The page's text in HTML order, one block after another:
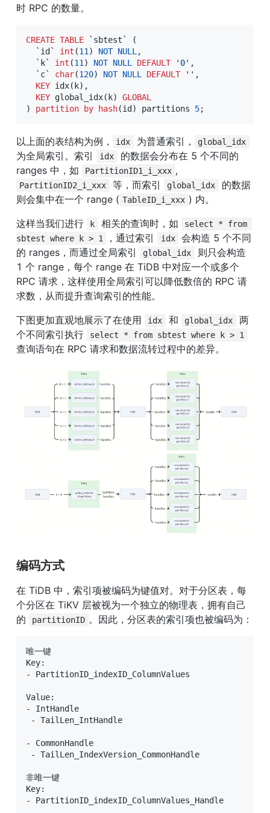
时 RPC 的数量。
CREATE TABLE ` sbtest `
(
` id ` int (11 ) NOT NULL ,
` k` int (11 ) NOT NULL DEFAULT '0' ,
` c` char(120) NOT NULL DEFAULT '' ,
KEY idx( k) ,
KEY global_idx( k)
GLOBAL
)
partition by hash(id ) partitions 5;
以上面的表结构为例， idx 为普通索引， global_idx
为全局索引。索引 idx
的数据会分布在 5 个不同的
ranges 中，如
PartitionID1_i_xxx
PartitionID2_i_xxx 等，而索引 global_idx
的数据
则会集中在一个 range ( TableID_i_xxx ) 内。
这样当我们进行
k 相关的查询时，如
select * from
sbtest where k > 1
，通过索引 idx
会构造 5 个不同
的 ranges，而通过全局索引
global_idx
则只会构造
1 个 range，每个 range 在 TiDB 中对应一个或多个
RPC 请求，这样使用全局索引可以降低数倍的 RPC 请
求数，从而提升查询索引的性能。
下图更加直观地展示了在使用
idx 和 global_idx
两
个不同索引执行
select * from sbtest where k > 1
查询语句在 RPC 请求和数据流转过程中的差异。
编码方式
在 TiDB 中，索引项被编码为键值对。对于分区表，每
个分区在 TiKV 层被视为一个独立的物理表，拥有自己
的
partitionID 。因此，分区表的索引项也被编码为：
唯一键
-
PartitionID_indexID_ColumnValues
-
IntHandle
-
TailLen_IntHandle
-
CommonHandle
-
TailLen_IndexVersion_CommonHandle
非唯一键
-
PartitionID_indexID_ColumnValues_Handle